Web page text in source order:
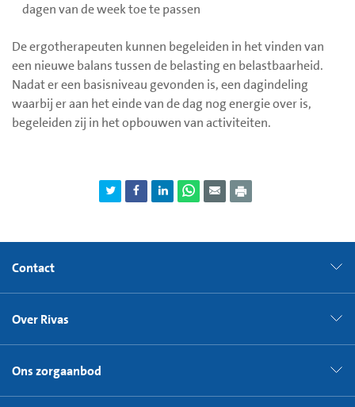
dagen van de week toe te passen
De ergotherapeuten kunnen begeleiden in het vinden van
een nieuwe balans tussen de belasting en belastbaarheid.
Nadat er een basisniveau gevonden is, een dagindeling
waarbij er aan het einde van de dag nog energie over is,
begeleiden zij in het opbouwen van activiteiten.
Contact
Over Rivas
Ons zorgaanbod